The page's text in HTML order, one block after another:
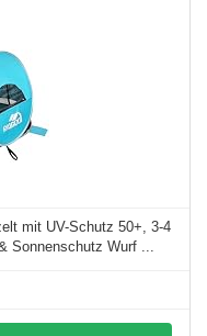
mit UV-Schutz 50+, 3-4
Sonnenschutz Wurf ...